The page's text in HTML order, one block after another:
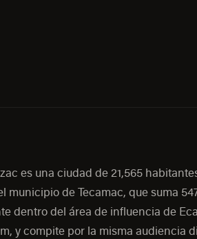
es una ciudad de 21,565
municipio de Tecamac, que suma
dentro del área de influencia de
y compite por la misma audiencia